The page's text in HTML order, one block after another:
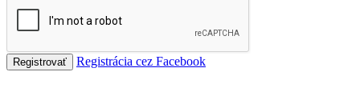
Registrácia cez Facebook